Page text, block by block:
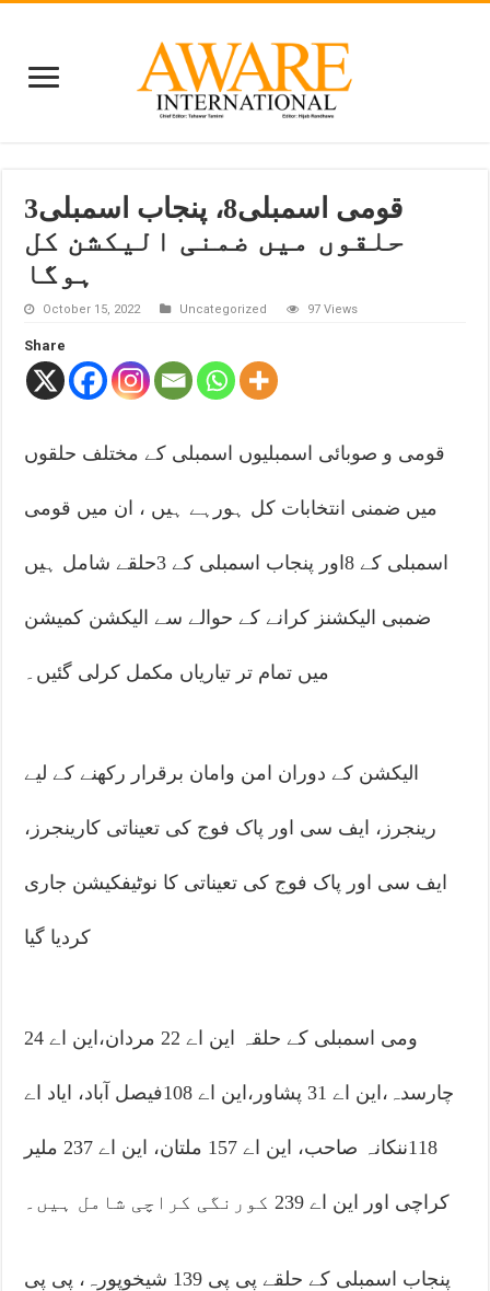
قومی اسمبلی8، پنجاب اسمبلی3
حلقوں میں ضمنی الیکشن کل
ہوگا
October 15, 2022 Uncategorized 97 Views
Share
قومی و صوبائی اسمبلیوں اسمبلی کے مختلف حلقوں
میں ضمنی انتخابات کل ہورہے ہیں ، ان میں قومی
اسمبلی کے 8اور پنجاب اسمبلی کے 3حلقے شامل ہیں
ضمبی الیکشنز کرانے کے حوالے سے الیکشن کمیشن
میں تمام تر تیاریاں مکمل کرلی گئیں۔
الیکشن کے دوران امن وامان برقرار رکھنے کے لیے
رینجرز، ایف سی اور پاک فوج کی تعیناتی کارینجرز،
ایف سی اور پاک فوج کی تعیناتی کا نوٹیفکیشن جاری
کردیا گیا
ومی اسمبلی کے حلقہ این اے 22 مردان،این اے 24
چارسدہ،این اے 31 پشاور،این اے 108فیصل آباد، ایاد اے
118ننکانہ صاحب، این اے 157 ملتان، این اے 237 ملیر
کراچی اور این اے 239 کورنگی کراچی شامل ہیں۔
پنجاب اسمبلی کے حلقے پی پی 139 شیخوپورہ، پی پی